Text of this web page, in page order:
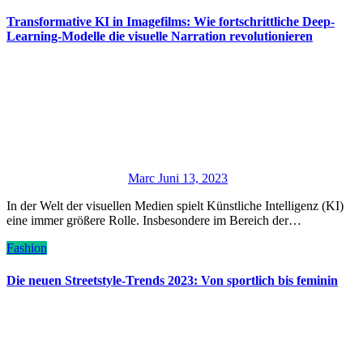
Transformative KI in Imagefilms: Wie fortschrittliche Deep-
Learning-Modelle die visuelle Narration revolutionieren
Marc Juni 13, 2023
In der Welt der visuellen Medien spielt Künstliche Intelligenz (KI)
eine immer größere Rolle. Insbesondere im Bereich der…
Fashion
Die neuen Streetstyle-Trends 2023: Von sportlich bis feminin